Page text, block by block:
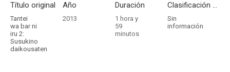
Título original
Tantei
wa bar ni
iru 2:
Susukino
daikousaten
Año
2013
Duración
1 hora y
59
minutos
Clasificación por edades
Sin
información